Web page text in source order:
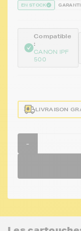
EN STOCK
Compatible
:
CANON IPF
500
LIVRAISON
-